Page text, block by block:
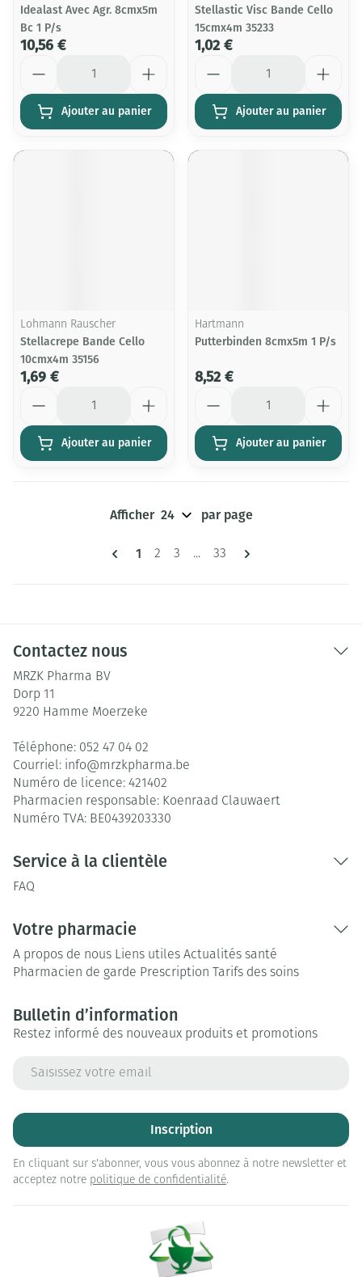
Idealast Avec Agr. 8cmx5m
Bc 1 P/s
10,56 €
Ajouter au panier
Stellastic Visc Bande Cello
15cmx4m 35233
1,02 €
Ajouter au panier
Lohmann Rauscher
Stellacrepe Bande Cello
10cmx4m 35156
1,69 €
Ajouter au panier
Hartmann
Putterbinden 8cmx5m 1 P/s
8,52 €
Ajouter au panier
Pages
Vous lisez actuellement la page
1 Page
2 Page
3 ... Page
33
Afficher par page
Contactez nous
MRZK Pharma BV
Dorp 11
9220 Hamme Moerzeke
Téléphone: 052 47 04 02
Courriel: info@mrzkpharma.be
Numéro de licence: 421402
Pharmacien responsable: Koenraad Clauwaert
Numéro TVA: BE0439203330
Service à la clientèle
FAQ
Votre pharmacie
A propos de nous Liens utiles Actualités santé
Pharmacien de garde Prescription Tarifs des soins
Bulletin d’information
Restez informé des nouveaux produits et promotions
Inscription
En cliquant sur s'abonner, vous vous abonnez à notre newsletter et
acceptez notre politique de confidentialité.